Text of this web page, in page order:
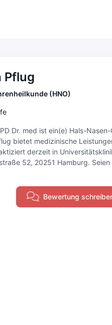
Pflug
(HNO)
Dr. med ist ein(e) Hals-
bietet medizinische
derzeit in
52, 20251 Hamburg.
Bewertung